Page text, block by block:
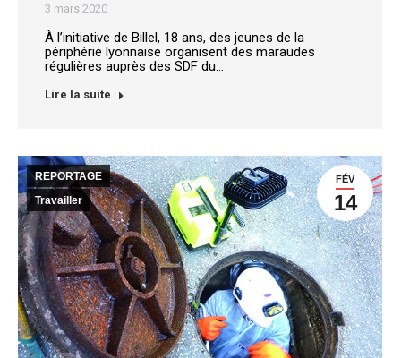
3 mars 2020
À l’initiative de Billel, 18 ans, des jeunes de la
périphérie lyonnaise organisent des maraudes
régulières auprès des SDF du…
Lire la suite
FÉV
14
REPORTAGE
Travailler